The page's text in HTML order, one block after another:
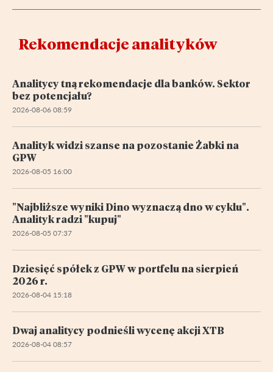
Rekomendacje analityków
Analitycy tną rekomendacje dla banków. Sektor
bez potencjału?
2026-08-06 08:59
Analityk widzi szanse na pozostanie Żabki na
GPW
2026-08-05 16:00
"Najbliższe wyniki Dino wyznaczą dno w cyklu".
Analityk radzi "kupuj"
2026-08-05 07:37
Dziesięć spółek z GPW w portfelu na sierpień
2026 r.
2026-08-04 15:18
Dwaj analitycy podnieśli wycenę akcji XTB
2026-08-04 08:57